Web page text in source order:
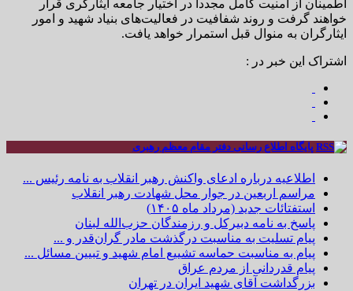
اطمینان از امنیت کامل مجدداً در اختیار جامعه ایثارگری قرار
خواهند گرفت و روند شفافیت در فعالیت‌های بنیاد شهید و امور
ایثارگران به منوال قبل استمرار خواهد یافت.
اشتراک این خبر در :
پایگاه اطلاع رسانی دفتر مقام معظم رهبری
اطلاعیه درباره ادعای واکنش رهبر انقلاب به نامه رئیس ...
مراسم اربعین در جوار محل شهادت رهبر انقلاب
استفتائات جدید (مرداد ماه ۱۴۰۵)
پاسخ به نامه دبیرکل و رزمندگان حزب‌الله لبنان
پیام تسلیت به مناسبت درگذشت مادر گران‌قدر و ...
پیام به مناسبت حماسه تشییع امام شهید و تبیین مسائل ...
پیام قدردانی از مردم عراق
بزرگداشت آقای شهید ایران در تهران